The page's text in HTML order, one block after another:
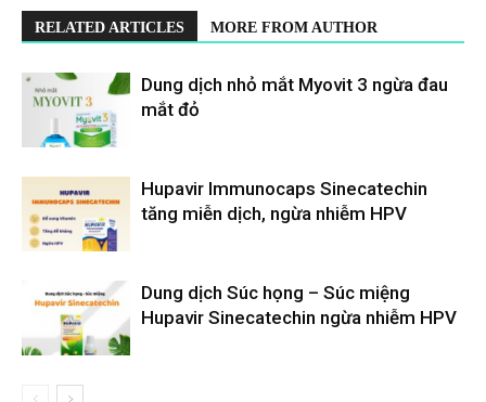
RELATED ARTICLES MORE FROM AUTHOR
Dung dịch nhỏ mắt Myovit 3 ngừa đau
mắt đỏ
Hupavir Immunocaps Sinecatechin
tăng miễn dịch, ngừa nhiễm HPV
Dung dịch Súc họng – Súc miệng
Hupavir Sinecatechin ngừa nhiễm HPV